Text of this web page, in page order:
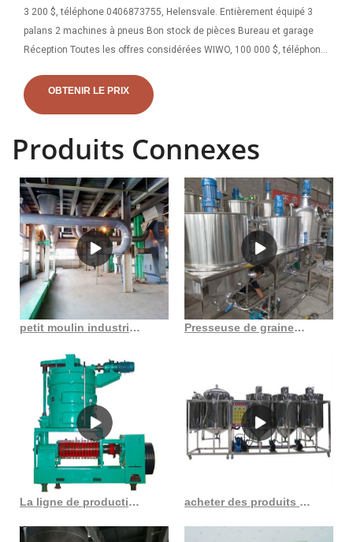
3 200 $, téléphone 0406873755, Helensvale. Entièrement équipé 3
palans 2 machines à pneus Bon stock de pièces Bureau et garage
Réception Toutes les offres considérées WIWO, 100 000 $, téléphone
StorageOBTENIR LE PRIX
Produits Connexes
petit moulin industriel à huile de tournesol en France Presseuse de graines oléagineuses végétales au Burkina Faso
La ligne de production d’huile de son de riz d’un projet clé en main au Congo fonctionne bien acheter des produits à base d’huile comestible bon marché trouver une machine à huile comestible